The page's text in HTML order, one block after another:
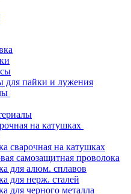
для пайки и лужения
на катушках
сварочная на катушках
самозащитная проволока
для алюм. сплавов
для нерж. сталей
для черного металла